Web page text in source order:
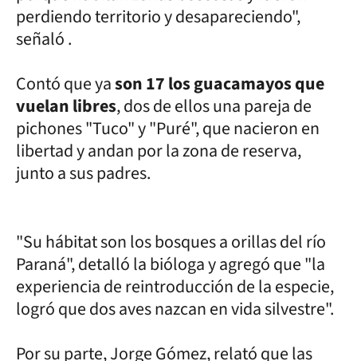
perdiendo territorio y desapareciendo",
señaló .
Contó que yason 17 los guacamayos que
vuelan libres, dos de ellos una pareja de
pichones "Tuco" y "Puré", que nacieron en
libertad y andan por la zona de reserva,
junto a sus padres.
"Su hábitat son los bosques a orillas del río
Paraná", detalló la bióloga y agregó que "la
experiencia de reintroducción de la especie,
logró que dos aves nazcan en vida silvestre".
Por su parte, Jorge Gómez, relató que las